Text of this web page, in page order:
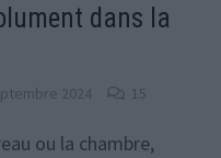
dans la
2024 15
ou la chambre,